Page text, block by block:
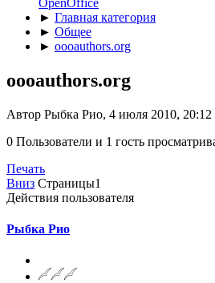
► Главная категория
► Общее
► oooauthors.org
oooauthors.org
Автор Рыбка Рио, 4 июля 2010, 20:12
0 Пользователи и 1 гость
Печать
Вниз Страницы1
Действия пользователя
Рыбка Рио